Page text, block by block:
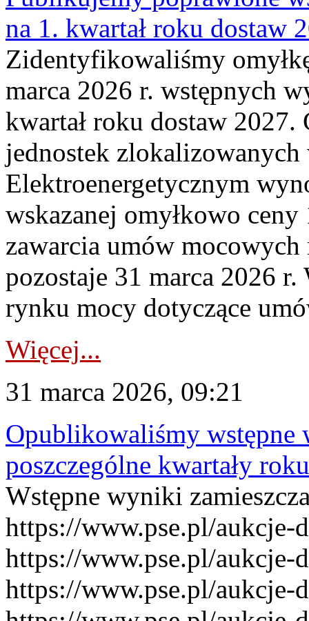
na 1. kwartał roku dostaw
Zidentyfikowaliśmy
marca 2026 r. wstępnych
kwartał roku dostaw
jednostek
Elektroenergetycznym
wskazanej omyłkowo
zawarcia umów
pozostaje 31 marca 2026
rynku mocy dotyczące
Więcej...
31 marca 2026, 09:21
Opublikowaliśmy
poszczególne kwartały
Wstępne wyniki
https://www.pse.pl/aukcje-
https://www.pse.pl/aukcje-
https://www.pse.pl/aukcje-